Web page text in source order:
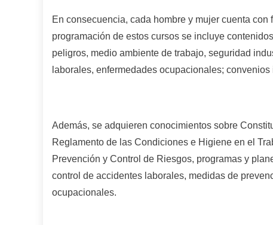
En consecuencia, cada hombre y mujer cuenta
programación de estos cursos se incluye
peligros, medio ambiente de trabajo, seguridad
laborales, enfermedades ocupacionales;
Además, se adquieren conocimientos sobre
Reglamento de las Condiciones e Higiene en el
Prevención y Control de Riesgos, programas y
control de accidentes laborales, medidas de
ocupacionales.